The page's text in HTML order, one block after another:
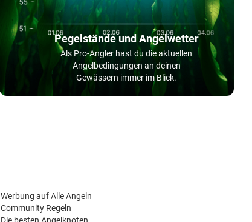
Pegelstände und Angelwetter
Als Pro-Angler hast du die aktuellen
Angelbedingungen an deinen
Gewässern immer im Blick.
Werbung auf Alle Angeln
Community Regeln